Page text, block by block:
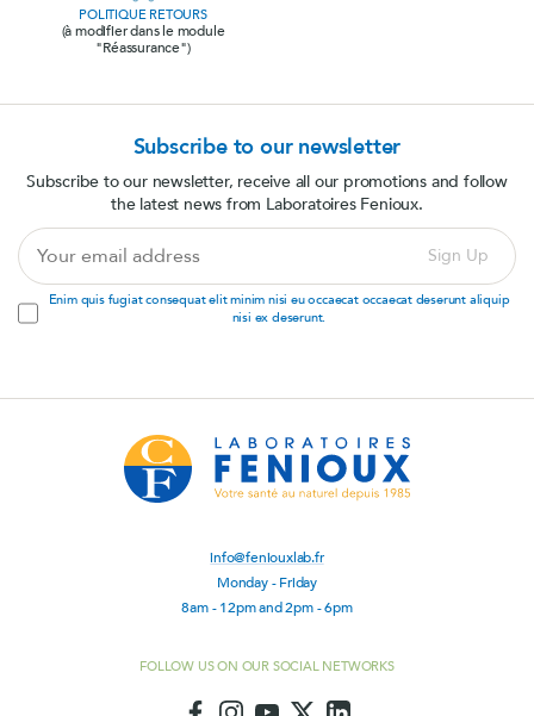
POLITIQUE RETOURS
(à modifier dans le module
"Réassurance")
info@feniouxlab.fr
Monday - Friday
8am - 12pm and 2pm - 6pm
FOLLOW US ON OUR SOCIAL NETWORKS
Subscribe to our newsletter
Subscribe to our newsletter, receive all our promotions and follow
the latest news from Laboratoires Fenioux.
address
Sign Up
Enim quis fugiat consequat elit minim nisi eu occaecat occaecat deserunt aliquip
nisi ex deserunt.